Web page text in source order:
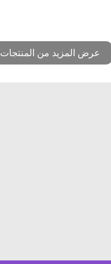
عرض المزيد من المنتجات